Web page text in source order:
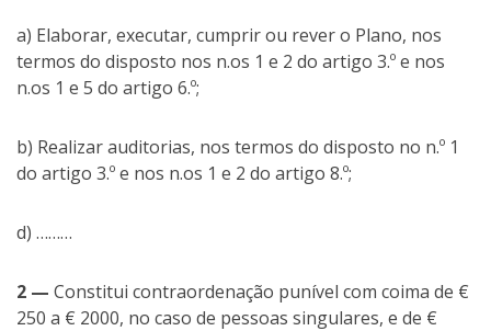
a) Elaborar, executar, cumprir ou rever o Plano, nos
termos do disposto nos n.os 1 e 2 do artigo 3.º e nos
n.os 1 e 5 do artigo 6.º;
b) Realizar auditorias, nos termos do disposto no n.º 1
do artigo 3.º e nos n.os 1 e 2 do artigo 8.º;
d) ………
2 — Constitui contraordenação punível com coima de €
250 a € 2000, no caso de pessoas singulares, e de €